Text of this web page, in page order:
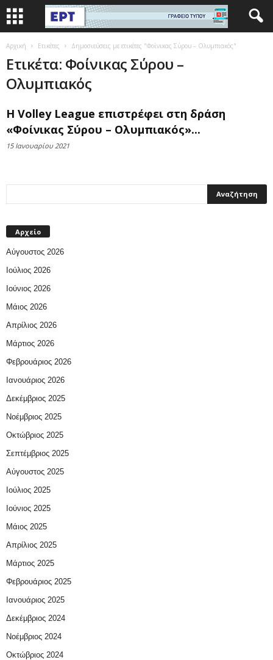
Αρχική Ετικέτες Δημοσιεύσεις με ετικέτες "Φοίνικας Σύρου – Ολυμπιακός"
Ετικέτα: Φοίνικας Σύρου –
Ολυμπιακός
H Volley League επιστρέφει στη δράση
«Φοίνικας Σύρου – Ολυμπιακός»...
15 Ιανουαρίου 2021
Αρχείο
Αύγουστος 2026
Ιούλιος 2026
Ιούνιος 2026
Μάιος 2026
Απρίλιος 2026
Μάρτιος 2026
Φεβρουάριος 2026
Ιανουάριος 2026
Δεκέμβριος 2025
Νοέμβριος 2025
Οκτώβριος 2025
Σεπτέμβριος 2025
Αύγουστος 2025
Ιούλιος 2025
Ιούνιος 2025
Μάιος 2025
Απρίλιος 2025
Μάρτιος 2025
Φεβρουάριος 2025
Ιανουάριος 2025
Δεκέμβριος 2024
Νοέμβριος 2024
Οκτώβριος 2024